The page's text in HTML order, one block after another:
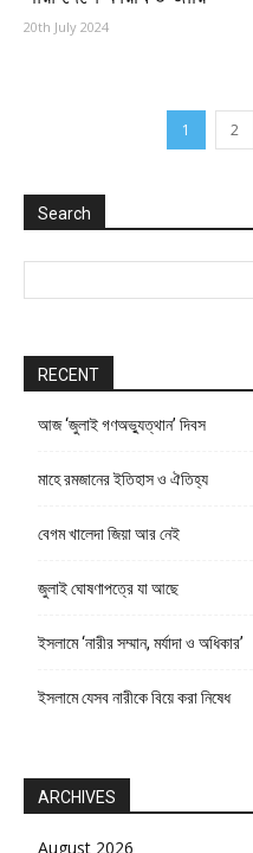
20th July 2024
1 2
Search
RECENT
আজ ‘জুলাই গণঅভ্যুত্থান’ দিবস
মাহে রমজানের ইতিহাস ও ঐতিহ্য
বেগম খালেদা জিয়া আর নেই
জুলাই ঘোষণাপত্রে যা আছে
ইসলামে ‘নারীর সম্মান, মর্যাদা ও অধিকার’
ইসলামে যেসব নারীকে বিয়ে করা নিষেধ
ARCHIVES
August 2026